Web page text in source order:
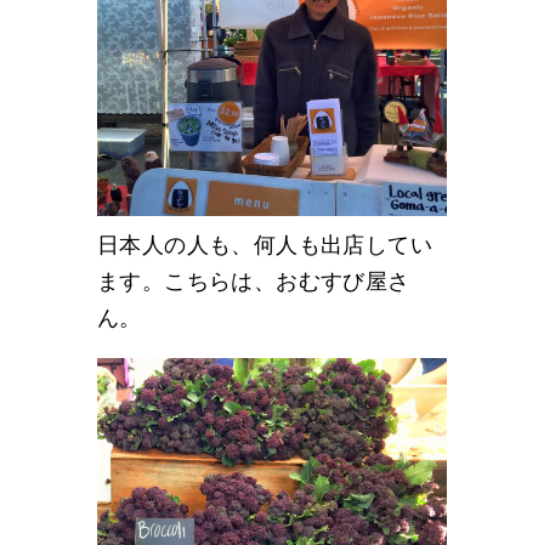
日本人の人も、何人も出店してい
ます。こちらは、おむすび屋さ
ん。